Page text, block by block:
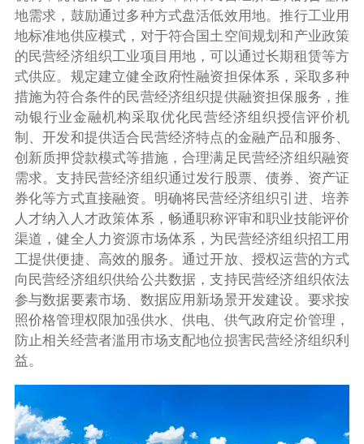
地需求，鼓励通过多种方式盘活低效用地。推行工业用
地标准地供应模式，对于符合国土空间规划和产业政策
的民营经济组织工业项目用地，可以通过长期租赁等方
式供应。规定建立健全政府性融资担保体系，采取多种
措施为符合条件的民营经济组织提供融资担保服务，推
动银行业金融机构采取优化民营经济组织授信评价机
制、开发和提供适合民营经济特点的金融产品和服务、
创新质押贷款模式等措施，合理满足民营经济组织融资
需求。支持民营经济组织通过发行股票、债券、资产证
券化等方式直接融资。明确将民营经济组织引进、培养
人才纳入人才政策体系，畅通职称评审和职业技能评价
渠道，健全人力资源市场体系，为民营经济组织招工用
工提供便捷、高效的服务。通过开放、授权运营的方式
向民营经济组织供给公共数据，支持民营经济组织依法
参与数据要素市场、数据应用新场景开发建设。要求按
照价格管理权限加强供水、供电、供气政府定价管理，
防止相关经营者滥用市场支配地位损害民营经济组织利
益。